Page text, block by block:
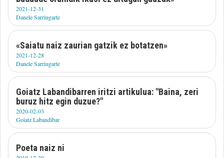
2021-12-31
Danele Sarriugarte
«Saiatu naiz zaurian gatzik ez botatzen»
2021-12-28
Danele Sarriugarte
Goiatz Labandibarren iritzi artikulua: "Baina, zeri
buruz hitz egin duzue?"
2020-02-03
Goiatz Labandibar
Poeta naiz ni